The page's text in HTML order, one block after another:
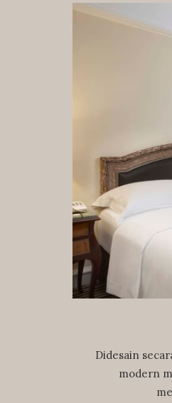
Didesain
modern